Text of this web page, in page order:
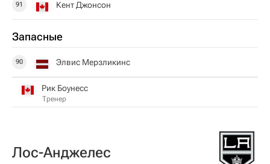
91 Кент Джонсон
Запасные
90 Элвис Мерзликинс
Рик Боунесс
Тренер
Лос-Анджелес